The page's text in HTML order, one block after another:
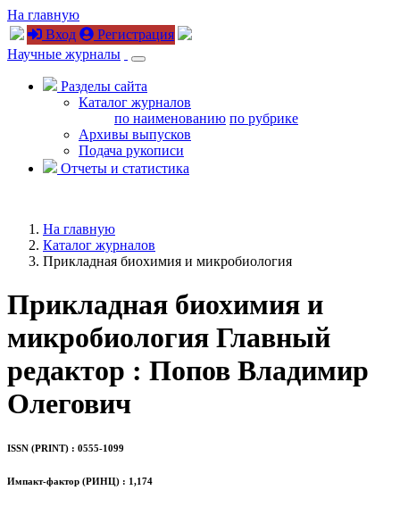
На главную
Вход
Регистрация
Научные журналы
Разделы сайта
Каталог журналов
по наименованию по рубрике
Архивы выпусков
Подача рукописи
Отчеты и статистика
На главную
Каталог журналов
Прикладная биохимия и микробиология
Прикладная биохимия и
микробиология Главный
редактор : Попов Владимир
Олегович
ISSN (PRINT) : 0555-1099
Импакт-фактор (РИНЦ) : 1,174